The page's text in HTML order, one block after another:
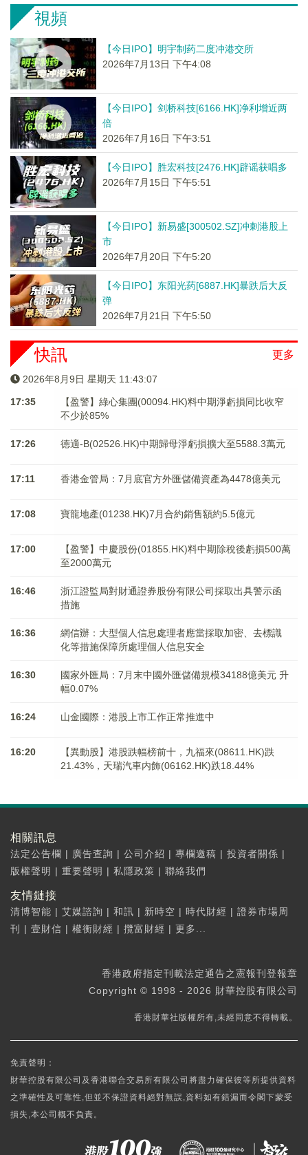
視頻
【今日IPO】明宇制药二度冲港交所
2026年7月13日 下午4:08
【今日IPO】剑桥科技[6166.HK]净利增近两
倍
2026年7月16日 下午3:51
【今日IPO】胜宏科技[2476.HK]辟谣获唱多
2026年7月15日 下午5:51
【今日IPO】新易盛[300502.SZ]冲刺港股上
市
2026年7月20日 下午5:20
【今日IPO】东阳光药[6887.HK]暴跌后大反
弹
2026年7月21日 下午5:50
更多
快訊
2026年8月9日 星期天 11:43:07
17:35
【盈警】綠心集團(00094.HK)料中期淨虧損同比收窄
不少於85%
17:26 德適-B(02526.HK)中期歸母淨虧損擴大至5588.3萬元
17:11 香港金管局：7月底官方外匯儲備資產為4478億美元
17:08 寶龍地產(01238.HK)7月合約銷售額約5.5億元
17:00
【盈警】中慶股份(01855.HK)料中期除稅後虧損500萬
至2000萬元
16:46
浙江證監局對財通證券股份有限公司採取出具警示函
措施
16:36
網信辦：大型個人信息處理者應當採取加密、去標識
化等措施保障所處理個人信息安全
16:30
國家外匯局：7月末中國外匯儲備規模34188億美元 升
幅0.07%
16:24 山金國際：港股上市工作正常推進中
16:20
【異動股】港股跌幅榜前十，九福來(08611.HK)跌
21.43%，天瑞汽車内飾(06162.HK)跌18.44%
相關訊息
法定公告欄 | 廣告查詢 | 公司介紹 | 專欄邀稿 | 投資者關係 |
版權聲明 | 重要聲明 | 私隱政策 | 聯絡我們
友情鏈接
清博智能 | 艾媒諮詢 | 和訊 | 新時空 | 時代財經 | 證券市場周
刊
| 壹財信 | 權衡財經 | 攬富財經 | 更多...
香港政府指定刊載法定通告之憲報刊登報章
Copyright © 1998 - 2026 財華控股有限公司
香港財華社版權所有,未經同意不得轉載。
免責聲明：
財華控股有限公司及香港聯合交易所有限公司將盡力確保彼等所提供資料
之準確性及可靠性,但並不保證資料絕對無誤,資料如有錯漏而令閣下蒙受
損失,本公司概不負責。